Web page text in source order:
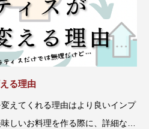
る理由
えてくれる理由はより良いインプ
しいお料理を作る際に、詳細なレ